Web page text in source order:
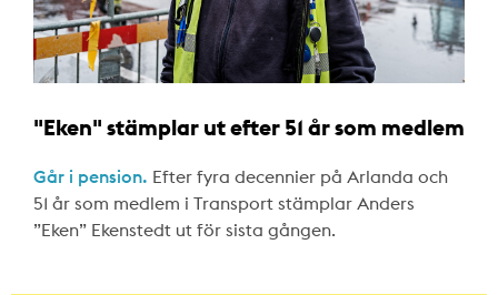
"Eken" stämplar ut efter 51 år som medlem
Går i pension. Efter fyra decennier på Arlanda och
51 år som medlem i Transport stämplar Anders
”Eken” Ekenstedt ut för sista gången.